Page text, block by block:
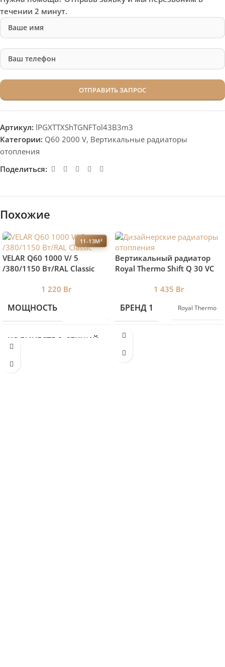
течении 2 минут.
Артикул: lPGXTTXShTGNFTol43B3m3
Категории: Q60 2000 V, Вертикальные радиаторы
отопления
Поделиться:
Похожие
11-13М²
VELAR Q60 1000 V/ 5
/380/1150 Вт/RAL Classic
1 220 Br
МОЩНОСТЬ 1150
КОЛИЧЕСТВО СЕКЦИЙ 5
Вертикальный радиатор
Royal Thermo Shift Q 30 VС
подключение
1 435 Br
БРЕНД 1 Royal Thermo